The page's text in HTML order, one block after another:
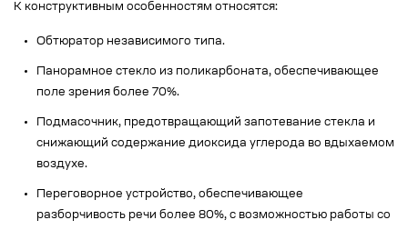
К конструктивным особенностям относятся:
Обтюратор независимого типа.
Панорамное стекло из поликарбоната, обеспечивающее
поле зрения более 70%.
Подмасочник, предотвращающий запотевание стекла и
снижающий содержание диоксида углерода во вдыхаемом
воздухе.
Переговорное устройство, обеспечивающее
разборчивость речи более 80%, с возможностью работы со